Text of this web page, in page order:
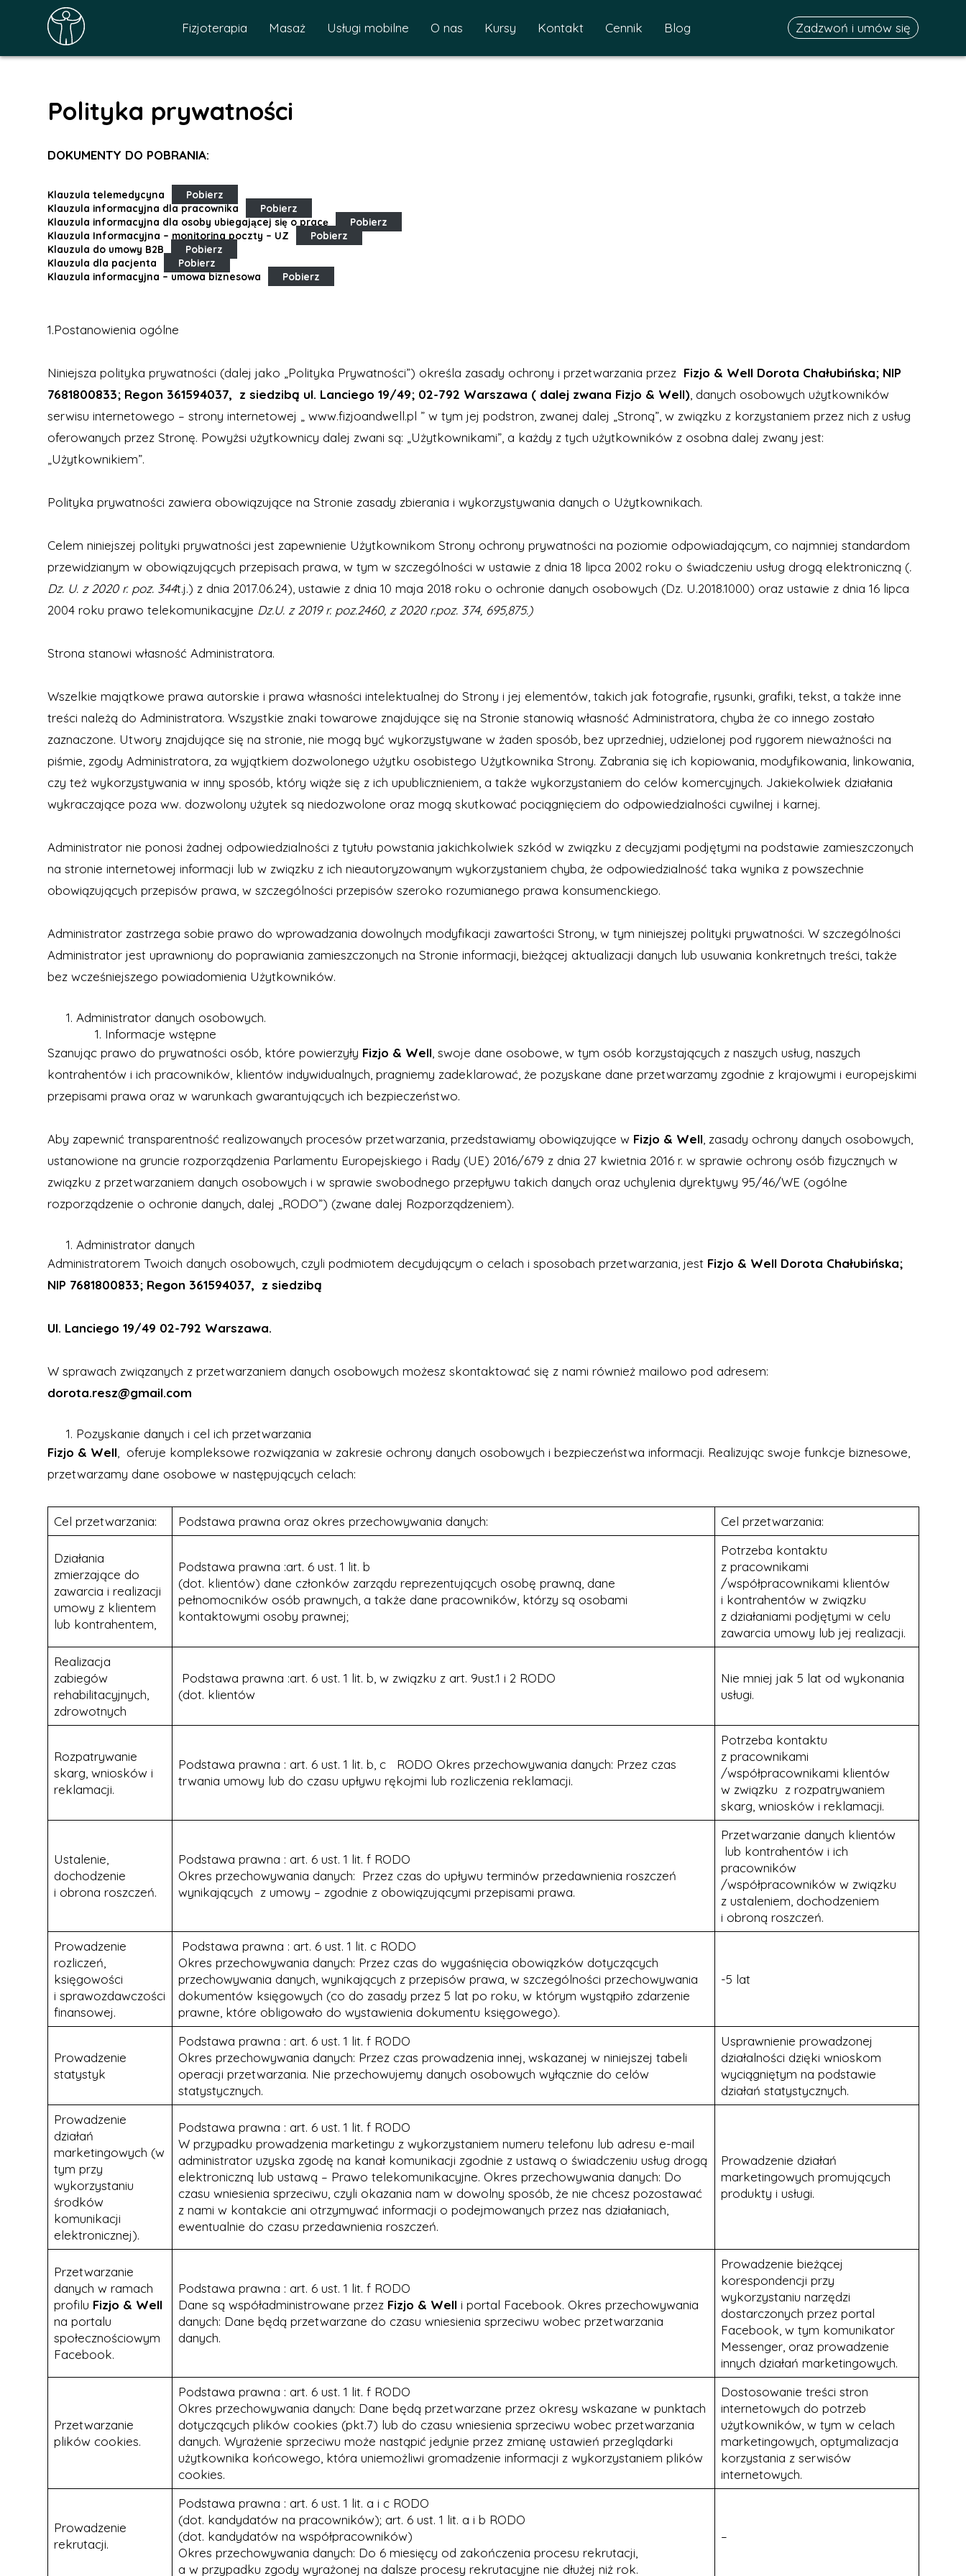
Fizjoterapia Masaż Usługi mobilne O nas Kursy Kontakt Cennik Blog Zadzwoń i umów się
Polityka prywatności
DOKUMENTY DO POBRANIA:
Klauzula telemedycyna
Pobierz
Klauzula informacyjna dla pracownika
Pobierz
Klauzula informacyjna dla osoby ubiegającej się o pracę
Pobierz
Klauzula Informacyjna – monitoring poczty – UZ
Pobierz
Klauzula do umowy B2B
Pobierz
Klauzula dla pacjenta
Pobierz
Klauzula informacyjna – umowa biznesowa
Pobierz
1.Postanowienia ogólne
Niniejsza polityka prywatności (dalej jako „Polityka Prywatności”) określa zasady ochrony i przetwarzania przez Fizjo & Well Dorota Chałubińska; NIP
7681800833; Regon 361594037, z siedzibą ul. Lanciego 19/49; 02-792 Warszawa ( dalej zwana Fizjo & Well) , danych osobowych użytkowników
serwisu internetowego – strony internetowej „ www.fizjoandwell.pl ” w tym jej podstron, zwanej dalej „Stroną”, w związku z korzystaniem przez nich z usług
oferowanych przez Stronę. Powyżsi użytkownicy dalej zwani są: „Użytkownikami”, a każdy z tych użytkowników z osobna dalej zwany jest:
„Użytkownikiem”.
Polityka prywatności zawiera obowiązujące na Stronie zasady zbierania i wykorzystywania danych o Użytkownikach.
Celem niniejszej polityki prywatności jest zapewnienie Użytkownikom Strony ochrony prywatności na poziomie odpowiadającym, co najmniej standardom
przewidzianym w obowiązujących przepisach prawa, w tym w szczególności w ustawie z dnia 18 lipca 2002 roku o świadczeniu usług drogą elektroniczną (.
Dz. U. z 2020 r. poz. 344t.j.) z dnia 2017.06.24), ustawie z dnia 10 maja 2018 roku o ochronie danych osobowych (Dz. U.2018.1000) oraz ustawie z dnia 16 lipca
2004 roku prawo telekomunikacyjne Dz.U. z 2019 r. poz.2460, z 2020 r.poz. 374, 695,875.)
Strona stanowi własność Administratora.
Wszelkie majątkowe prawa autorskie i prawa własności intelektualnej do Strony i jej elementów, takich jak fotografie, rysunki, grafiki, tekst, a także inne
treści należą do Administratora. Wszystkie znaki towarowe znajdujące się na Stronie stanowią własność Administratora, chyba że co innego zostało
zaznaczone. Utwory znajdujące się na stronie, nie mogą być wykorzystywane w żaden sposób, bez uprzedniej, udzielonej pod rygorem nieważności na
piśmie, zgody Administratora, za wyjątkiem dozwolonego użytku osobistego Użytkownika Strony. Zabrania się ich kopiowania, modyfikowania, linkowania,
czy też wykorzystywania w inny sposób, który wiąże się z ich upublicznieniem, a także wykorzystaniem do celów komercyjnych. Jakiekolwiek działania
wykraczające poza ww. dozwolony użytek są niedozwolone oraz mogą skutkować pociągnięciem do odpowiedzialności cywilnej i karnej.
Administrator nie ponosi żadnej odpowiedzialności z tytułu powstania jakichkolwiek szkód w związku z decyzjami podjętymi na podstawie zamieszczonych
na stronie internetowej informacji lub w związku z ich nieautoryzowanym wykorzystaniem chyba, że odpowiedzialność taka wynika z powszechnie
obowiązujących przepisów prawa, w szczególności przepisów szeroko rozumianego prawa konsumenckiego.
Administrator zastrzega sobie prawo do wprowadzania dowolnych modyfikacji zawartości Strony, w tym niniejszej polityki prywatności. W szczególności
Administrator jest uprawniony do poprawiania zamieszczonych na Stronie informacji, bieżącej aktualizacji danych lub usuwania konkretnych treści, także
bez wcześniejszego powiadomienia Użytkowników.
Administrator danych osobowych.
Informacje wstępne
Szanując prawo do prywatności osób, które powierzyły Fizjo & Well , swoje dane osobowe, w tym osób korzystających z naszych usług, naszych
kontrahentów i ich pracowników, klientów indywidualnych, pragniemy zadeklarować, że pozyskane dane przetwarzamy zgodnie z krajowymi i europejskimi
przepisami prawa oraz w warunkach gwarantujących ich bezpieczeństwo.
Aby zapewnić transparentność realizowanych procesów przetwarzania, przedstawiamy obowiązujące w Fizjo & Well , zasady ochrony danych osobowych,
ustanowione na gruncie rozporządzenia Parlamentu Europejskiego i Rady (UE) 2016/679 z dnia 27 kwietnia 2016 r. w sprawie ochrony osób fizycznych w
związku z przetwarzaniem danych osobowych i w sprawie swobodnego przepływu takich danych oraz uchylenia dyrektywy 95/46/WE (ogólne
rozporządzenie o ochronie danych, dalej „RODO”) (zwane dalej Rozporządzeniem).
Administrator danych
Administratorem Twoich danych osobowych, czyli podmiotem decydującym o celach i sposobach przetwarzania, jest Fizjo & Well Dorota Chałubińska;
NIP 7681800833; Regon 361594037, z siedzibą
Ul. Lanciego 19/49 02-792 Warszawa.
W sprawach związanych z przetwarzaniem danych osobowych możesz skontaktować się z nami również mailowo pod adresem:
dorota.resz@gmail.com
Pozyskanie danych i cel ich przetwarzania
Fizjo & Well , oferuje kompleksowe rozwiązania w zakresie ochrony danych osobowych i bezpieczeństwa informacji. Realizując swoje funkcje biznesowe,
przetwarzamy dane osobowe w następujących celach:
Cel przetwarzania: Podstawa prawna oraz okres przechowywania danych: Cel przetwarzania:
Działania
zmierzające do
zawarcia i realizacji
umowy z klientem
lub kontrahentem,
Podstawa prawna :art. 6 ust. 1 lit. b
(dot. klientów) dane członków zarządu reprezentujących osobę prawną, dane
pełnomocników osób prawnych, a także dane pracowników, którzy są osobami
kontaktowymi osoby prawnej;
Potrzeba kontaktu
z pracownikami
/współpracownikami klientów
i kontrahentów w związku
z działaniami podjętymi w celu
zawarcia umowy lub jej realizacji.
Realizacja
zabiegów
rehabilitacyjnych,
zdrowotnych
Podstawa prawna :art. 6 ust. 1 lit. b, w związku z art. 9ust.1 i 2 RODO
(dot. klientów
Nie mniej jak 5 lat od wykonania
usługi.
Rozpatrywanie
skarg, wniosków i
reklamacji.
Podstawa prawna : art. 6 ust. 1 lit. b, c RODO Okres przechowywania danych: Przez czas
trwania umowy lub do czasu upływu rękojmi lub rozliczenia reklamacji.
Potrzeba kontaktu
z pracownikami
/współpracownikami klientów
w związku z rozpatrywaniem
skarg, wniosków i reklamacji.
Ustalenie,
dochodzenie
i obrona roszczeń.
Podstawa prawna : art. 6 ust. 1 lit. f RODO
Okres przechowywania danych: Przez czas do upływu terminów przedawnienia roszczeń
wynikających z umowy – zgodnie z obowiązującymi przepisami prawa.
Przetwarzanie danych klientów
lub kontrahentów i ich
pracowników
/współpracowników w związku
z ustaleniem, dochodzeniem
i obroną roszczeń.
Prowadzenie
rozliczeń,
księgowości
i sprawozdawczości
finansowej.
Podstawa prawna : art. 6 ust. 1 lit. c RODO
Okres przechowywania danych: Przez czas do wygaśnięcia obowiązków dotyczących
przechowywania danych, wynikających z przepisów prawa, w szczególności przechowywania
dokumentów księgowych (co do zasady przez 5 lat po roku, w którym wystąpiło zdarzenie
prawne, które obligowało do wystawienia dokumentu księgowego).
-5 lat
Prowadzenie
statystyk
Podstawa prawna : art. 6 ust. 1 lit. f RODO
Okres przechowywania danych: Przez czas prowadzenia innej, wskazanej w niniejszej tabeli
operacji przetwarzania. Nie przechowujemy danych osobowych wyłącznie do celów
statystycznych.
Usprawnienie prowadzonej
działalności dzięki wnioskom
wyciągniętym na podstawie
działań statystycznych.
Prowadzenie
działań
marketingowych (w
tym przy
wykorzystaniu
środków
komunikacji
elektronicznej).
Podstawa prawna : art. 6 ust. 1 lit. f RODO
W przypadku prowadzenia marketingu z wykorzystaniem numeru telefonu lub adresu e-mail
administrator uzyska zgodę na kanał komunikacji zgodnie z ustawą o świadczeniu usług drogą
elektroniczną lub ustawą – Prawo telekomunikacyjne. Okres przechowywania danych: Do
czasu wniesienia sprzeciwu, czyli okazania nam w dowolny sposób, że nie chcesz pozostawać
z nami w kontakcie ani otrzymywać informacji o podejmowanych przez nas działaniach,
ewentualnie do czasu przedawnienia roszczeń.
Prowadzenie działań
marketingowych promujących
produkty i usługi.
Przetwarzanie
danych w ramach
profilu Fizjo & Well
na portalu
społecznościowym
Facebook.
Podstawa prawna : art. 6 ust. 1 lit. f RODO
Dane są współadministrowane przez Fizjo & Well i portal Facebook. Okres przechowywania
danych: Dane będą przetwarzane do czasu wniesienia sprzeciwu wobec przetwarzania
danych.
Prowadzenie bieżącej
korespondencji przy
wykorzystaniu narzędzi
dostarczonych przez portal
Facebook, w tym komunikator
Messenger, oraz prowadzenie
innych działań marketingowych.
Przetwarzanie
plików cookies.
Podstawa prawna : art. 6 ust. 1 lit. f RODO
Okres przechowywania danych: Dane będą przetwarzane przez okresy wskazane w punktach
dotyczących plików cookies (pkt.7) lub do czasu wniesienia sprzeciwu wobec przetwarzania
danych. Wyrażenie sprzeciwu może nastąpić jedynie przez zmianę ustawień przeglądarki
użytkownika końcowego, która uniemożliwi gromadzenie informacji z wykorzystaniem plików
cookies.
Dostosowanie treści stron
internetowych do potrzeb
użytkowników, w tym w celach
marketingowych, optymalizacja
korzystania z serwisów
internetowych.
Prowadzenie
rekrutacji.
Podstawa prawna : art. 6 ust. 1 lit. a i c RODO
(dot. kandydatów na pracowników); art. 6 ust. 1 lit. a i b RODO
(dot. kandydatów na współpracowników)
Okres przechowywania danych: Do 6 miesięcy od zakończenia procesu rekrutacji,
a w przypadku zgody wyrażonej na dalsze procesy rekrutacyjne nie dłużej niż rok.
–